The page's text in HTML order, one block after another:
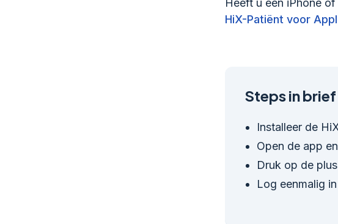
Heeft u een iPhone
HiX-Patiënt voor
Steps in brief
Installeer de
Open de app
Druk op de
Log eenmalig